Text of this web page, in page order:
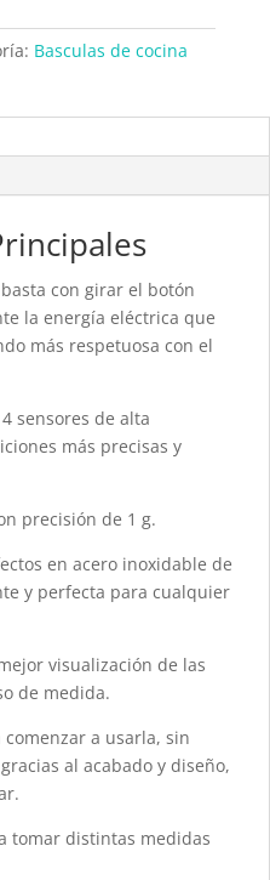
Basculas de cocina
con girar el botón
la energía eléctrica que
más respetuosa con el
sensores de alta
más precisas y
precisión de 1 g.
en acero inoxidable de
y perfecta para cualquier
visualización de las
de medida.
a usarla, sin
al acabado y diseño,
tomar distintas medidas